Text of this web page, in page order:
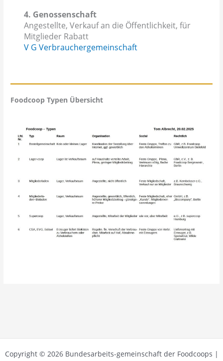
4. Genossenschaft
Angestellte, Verkauf an die Öffentlichkeit, für
Mitglieder Rabatt
V G Verbrauchergemeinschaft
Foodcoop Typen Übersicht
Copyright © 2026 Bundesarbeits-gemeinschaft der Foodcoops |